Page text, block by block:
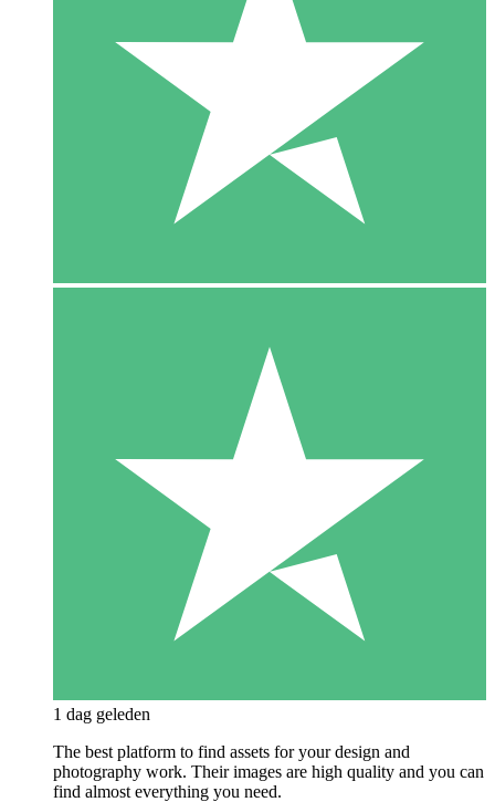
1 dag geleden
The best platform to find assets for your design and
photography work. Their images are high quality and you can
find almost everything you need.